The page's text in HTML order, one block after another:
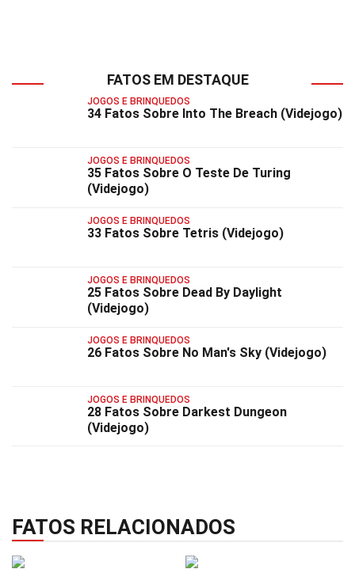
FATOS EM DESTAQUE
JOGOS E BRINQUEDOS
34 Fatos Sobre Into The Breach (Videjogo)
JOGOS E BRINQUEDOS
35 Fatos Sobre O Teste De Turing
(Videjogo)
JOGOS E BRINQUEDOS
33 Fatos Sobre Tetris (Videjogo)
JOGOS E BRINQUEDOS
25 Fatos Sobre Dead By Daylight
(Videjogo)
JOGOS E BRINQUEDOS
26 Fatos Sobre No Man's Sky (Videjogo)
JOGOS E BRINQUEDOS
28 Fatos Sobre Darkest Dungeon
(Videjogo)
FATOS RELACIONADOS